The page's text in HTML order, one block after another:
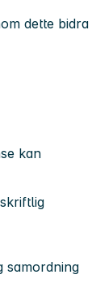
dette bidra
kan
samordning